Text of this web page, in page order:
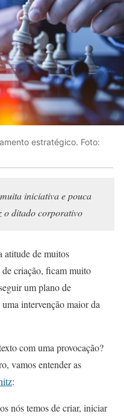
estratégico. Foto:
iniciativa e pouca
o ditado corporativo
atitude de muitos
criação, ficam muito
um plano de
intervenção maior da
com uma provocação?
vamos entender as
:
nós temos de criar, iniciar